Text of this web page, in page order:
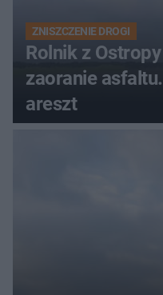
ZNISZCZENIE DROGI
Rolnik z
zaoranie
areszt